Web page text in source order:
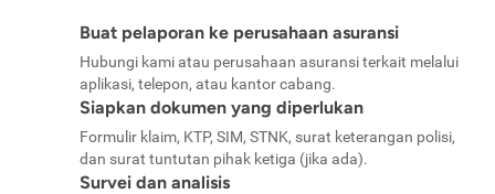
Buat pelaporan ke perusahaan asuransi
Hubungi kami atau perusahaan asuransi terkait melalui
aplikasi, telepon, atau kantor cabang.
Siapkan dokumen yang diperlukan
Formulir klaim, KTP, SIM, STNK, surat keterangan polisi,
dan surat tuntutan pihak ketiga (jika ada).
Survei dan analisis